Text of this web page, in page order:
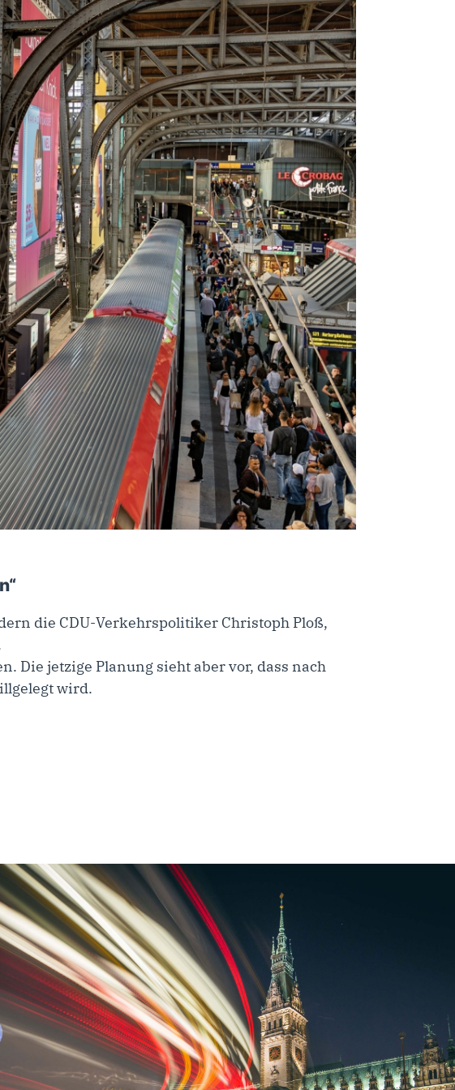
die CDU-Verkehrspolitiker Christoph Ploß,
Die jetzige Planung sieht aber vor, dass nach
wird.